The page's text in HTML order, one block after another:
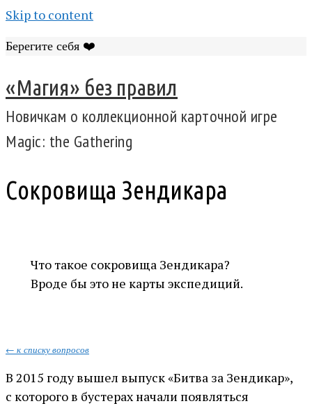
Skip to content
Берегите себя ❤️
«Магия» без правил
Новичкам о коллекционной карточной игре
Magic: the Gathering
Сокровища Зендикара
Что такое сокровища Зендикара?
Вроде бы это не карты экспедиций.
← к списку вопросов
В 2015 году вышел выпуск «Битва за Зендикар»,
с которого в бустерах начали появляться